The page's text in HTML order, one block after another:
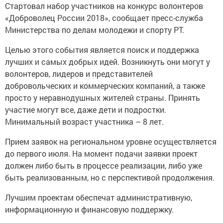
Стартовал набор участников на конкурс волонтеров
«Доброволец России 2018», сообщает пресс-служба
Министерства по делам молодежи и спорту РТ.
Целью этого события является поиск и поддержка
лучших и самых добрых идей. Возникнуть они могут у
волонтеров, лидеров и представителей
добровольческих и коммерческих компаний, а также
просто у неравнодушных жителей страны. Принять
участие могут все, даже дети и подростки.
Минимальный возраст участника – 8 лет.
Прием заявок на региональном уровне осуществляется
до первого июля. На момент подачи заявки проект
должен либо быть в процессе реализации, либо уже
быть реализованным, но с перспективой продолжения.
Лучшим проектам обеспечат административную,
информационную и финансовую поддержку.